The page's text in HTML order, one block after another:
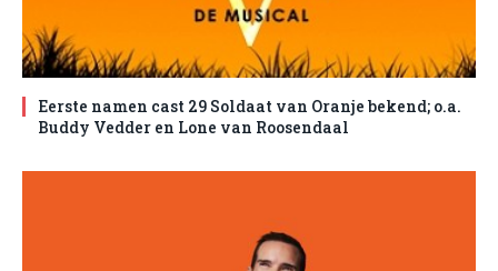
Eerste namen cast 29 Soldaat van Oranje bekend; o.a.
Buddy Vedder en Lone van Roosendaal